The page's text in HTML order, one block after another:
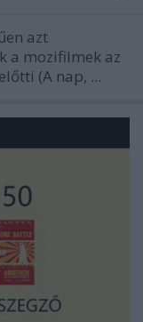
azt
a mozifilmek az
(A nap, ...